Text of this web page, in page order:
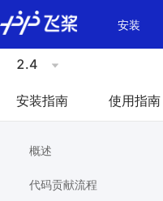
\u200E
安装
2.4
安装指南 使用指南
概述
代码贡献流程